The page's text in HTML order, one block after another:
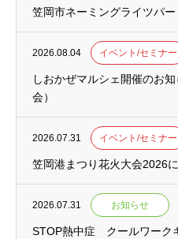
笠岡市ネーミングライツパ
2026.08.04 イベント/セミナー
しおかぜマルシェ開催のお
会）
2026.07.31 イベント/セミナー
笠岡港まつり花火大会2026
2026.07.31 お知らせ
STOP熱中症 クールワーク